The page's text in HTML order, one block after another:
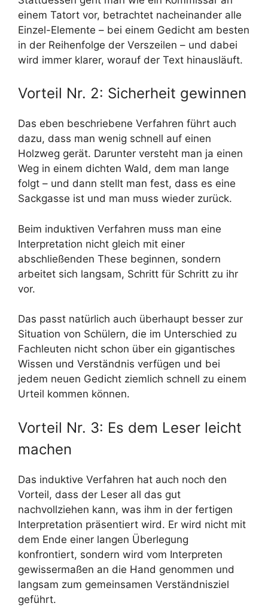
einem Tatort vor, betrachtet nacheinander alle
Einzel-Elemente – bei einem Gedicht am besten
in der Reihenfolge der Verszeilen – und dabei
wird immer klarer, worauf der Text hinausläuft.
Vorteil Nr. 2: Sicherheit gewinnen
Das eben beschriebene Verfahren führt auch
dazu, dass man wenig schnell auf einen
Holzweg gerät. Darunter versteht man ja einen
Weg in einem dichten Wald, dem man lange
folgt – und dann stellt man fest, dass es eine
Sackgasse ist und man muss wieder zurück.
Beim induktiven Verfahren muss man eine
Interpretation nicht gleich mit einer
abschließenden These beginnen, sondern
arbeitet sich langsam, Schritt für Schritt zu ihr
vor.
Das passt natürlich auch überhaupt besser zur
Situation von Schülern, die im Unterschied zu
Fachleuten nicht schon über ein gigantisches
Wissen und Verständnis verfügen und bei
jedem neuen Gedicht ziemlich schnell zu einem
Urteil kommen können.
Vorteil Nr. 3: Es dem Leser leicht
machen
Das induktive Verfahren hat auch noch den
Vorteil, dass der Leser all das gut
nachvollziehen kann, was ihm in der fertigen
Interpretation präsentiert wird. Er wird nicht mit
dem Ende einer langen Überlegung
konfrontiert, sondern wird vom Interpreten
gewissermaßen an die Hand genommen und
langsam zum gemeinsamen Verständnisziel
geführt.